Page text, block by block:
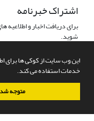
این وب سایت از کوکی ها برای
خدمات استفاده می کند.
متوجه
اشتراک خبرنامه
برای دریافت اخبار و
شوید.
سامانه مدیریت نشریات